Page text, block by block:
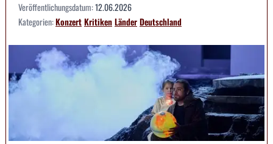
Veröffentlichungsdatum:12.06.2026
Kategorien:KonzertKritikenLänderDeutschland